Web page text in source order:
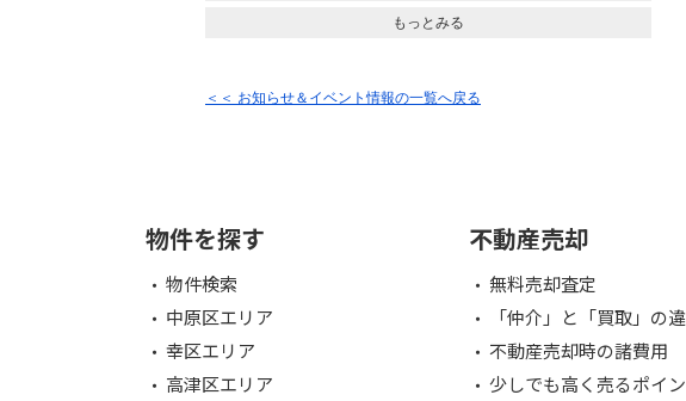
もっとみる
＜＜ お知らせ＆イベント情報の一覧へ戻る
物件を探す
物件検索
中原区エリア
幸区エリア
高津区エリア
不動産売却
無料売却査定
「仲介」と「買取」の
不動産売却時の諸費用
少しでも高く売るポイ